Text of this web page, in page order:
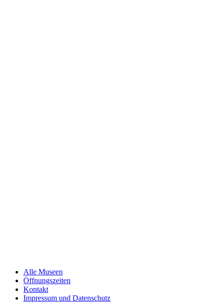
Alle Museen
Öffnungszeiten
Kontakt
Impressum und Datenschutz